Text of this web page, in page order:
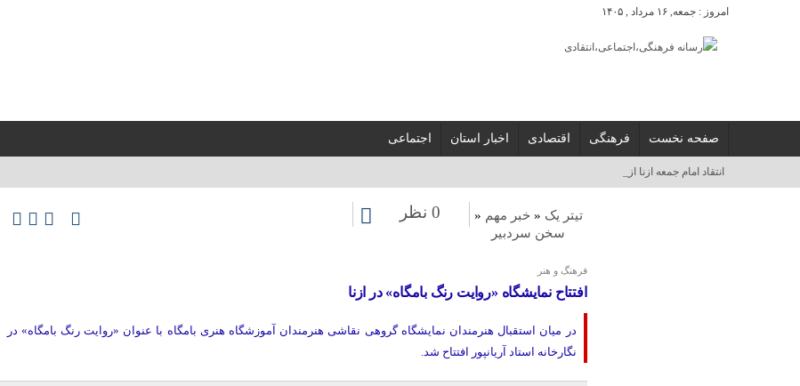
امروز : جمعه, ۱۶ مرداد , ۱۴۰۵
صفحه نخست فرهنگی اقتصادی اخبار استان اجتماعی
انتقاد امام جمعه ازنا از افزایش اجاره‌_
تیتر یک « خبر مهم «
سخن سردبیر
0 نظر
فرهنگ و هنر
افتتاح نمایشگاه «روایت رنگ بامگاه» در ازنا
در میان استقبال هنرمندان نمایشگاه گروهی نقاشی هنرمندان آموزشگاه هنری بامگاه با عنوان «روایت رنگ بامگاه» در
نگارخانه استاد آریانپور افتتاح شد.